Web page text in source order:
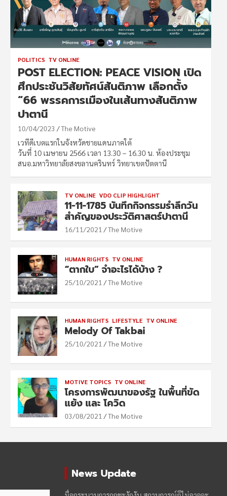
POLITICS TV ONLINE
POST ELECTION: PEACE VISION เปิด
ศึกประชันวิสัยทัศน์สันติภาพ เลือกตั้ง
“66 พรรคการเมืองในเส้นทางสันติภาพ
ปาตานี
10/04/2023 The Motive
เวทีดีเบตแรกในจังหวัดชายแดนภาคใต้
วันที่ 10 เมษายน 2566 เวลา 13.30 – 16.30 น. ห้องประชุม
สนอ.มหาวิทยาลัยสงขลานครินทร์ วิทยาเขตปัตตานี
TV ONLINE VDO CLIP HIGHLIGHT
11-11-1785 บันทึกกิจกรรมรำลึกวัน
สำคัญของประวัติศาสตร์ปาตานี
16/11/2021 The Motive
HUMAN RIGHTS TV ONLINE
“ตากใบ” จำอะไรได้บ้าง ?
25/10/2021 The Motive
HUMAN RIGHTS LIFESTYLE TV ONLINE
Melody Of Takbai
25/10/2021 The Motive
MOTIVE TOPICS TV ONLINE
โครงการพัฒนาของรัฐ ในพื้นที่ขัด
แย้ง และ โควิด
03/08/2021 The Motive
News Update